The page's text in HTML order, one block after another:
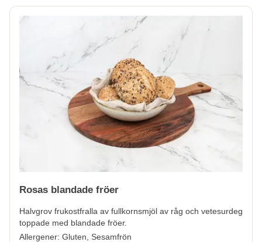
Rosas blandade fröer
Halvgrov frukostfralla av fullkornsmjöl av råg och vetesurdeg
toppade med blandade fröer.
Allergener: Gluten, Sesamfrön